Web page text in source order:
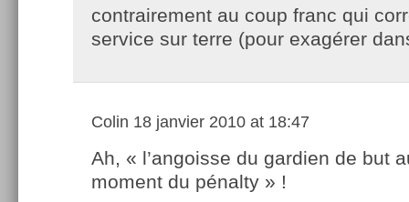
contrairement au coup franc qui
service sur terre (pour exagérer
Colin 18 janvier 2010 at 18:47
Ah, « l’angoisse du gardien de but
moment du pénalty » !